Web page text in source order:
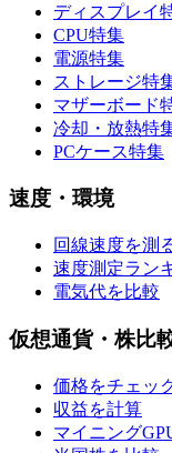
ディスプレイ
CPU特集
電源特集
ストレージ特
マザーボード
冷却・放熱特
PCケース特集
速度・環境
回線速度を測
速度測定ラン
電気代を比較
仮想通貨・株比
価格をチェッ
収益を計算
マイニング